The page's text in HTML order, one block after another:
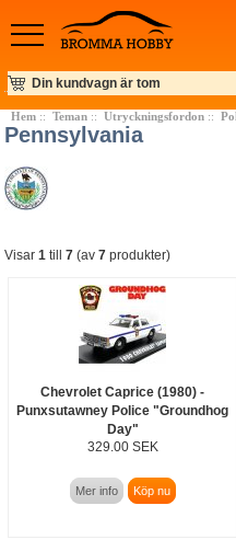
Din kundvagn är tom
Hem:: Teman:: Utryckningsfordon::
Pennsylvania
Visar1 till7 (av7 produkter)
Chevrolet Caprice (1980) -
Punxsutawney Police "Groundhog
Day"
329.00 SEK
Mer info Köp nu